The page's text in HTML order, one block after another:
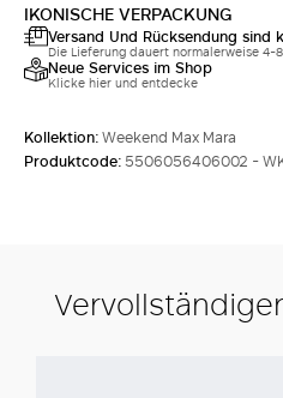
IKONISCHE VERPACKUNG
Versand Und Rücksendung sind
Die Lieferung dauert normalerweise 4-
Neue Services im Shop
Klicke hier und entdecke
Kollektion:Weekend Max Mara
Produktcode:5506056406002 -